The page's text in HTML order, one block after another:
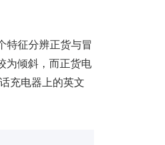
特征分辨正货与冒
为倾斜，而正货电
充电器上的英文